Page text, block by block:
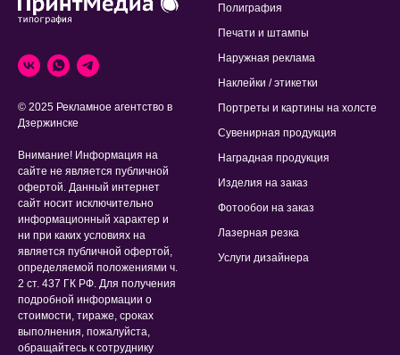
© 2025 Рекламное агентство в
Дзержинске
Внимание! Информация на
сайте не является публичной
офертой. Данный интернет
сайт носит исключительно
информационный характер и
ни при каких условиях на
является публичной офертой,
определяемой положениями ч.
2 ст. 437 ГК РФ. Для получения
подробной информации о
стоимости, тираже, сроках
выполнения, пожалуйста,
обращайтесь к сотруднику
Полиграфия
Печати и штампы
Наружная реклама
Наклейки / этикетки
Портреты и картины на холсте
Сувенирная продукция
Наградная продукция
Изделия на заказ
Фотообои на заказ
Лазерная резка
Услуги дизайнера